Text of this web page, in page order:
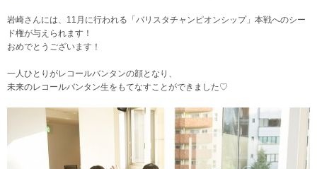
岩崎さんには、11月に行われる「バリスタチャンピオンシップ」本戦へのシー
ド権が与えられます！
おめでとうございます！
一人ひとりがレコールバンタンの顔となり、
未来のレコールバンタン生をもてなすことができました♡